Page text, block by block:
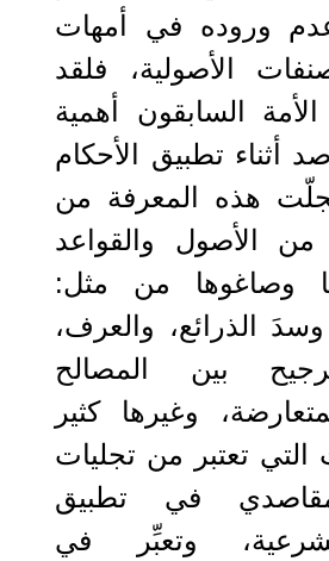
وروده في أمهات
الأصولية، فلقد
السابقون أهمية
أثناء تطبيق الأحكام
هذه المعرفة من
من الأصول والقواعد
وصاغوها من مثل:
الذرائع، والعرف،
بين المصالح
وغيرها كثير
تعتبر من تجليات
في تطبيق
وتعبِّر في